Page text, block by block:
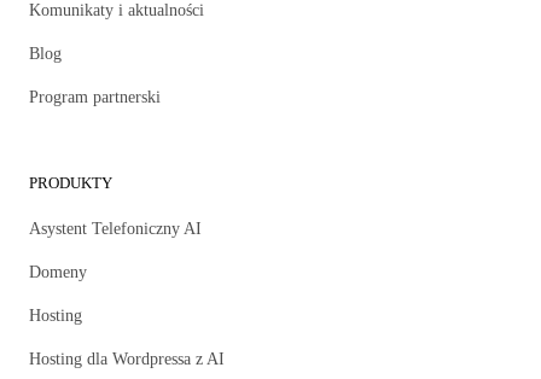
Komunikaty i aktualności
Blog
Program partnerski
PRODUKTY
Asystent Telefoniczny AI
Domeny
Hosting
Hosting dla Wordpressa z AI